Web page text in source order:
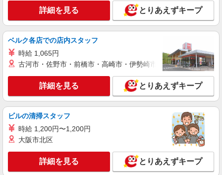
キープ 詳細を見る
アルバイト パート
すき家 2国福山南本庄店
すき家の店舗スタッフ（接客・調理・清掃な
時給1,120円 ※22:00〜翌5:00：時給1,400円 ※
高校生時給1,085円 ※早朝手当（5:00〜9:00）時給
＋150円
広島県福山市南本庄2-7-4
キープ 詳細を見る
アルバイト パート
すき家 福山蔵王店
すき家の店舗スタッフ（接客・調理・清掃な
詳細を見る とりあえずキープ
ベルク各店での店内スタッフ
時給 1,065円
古河市・佐野市・前橋市・高崎市・伊勢崎市・太田市・館林市
詳細を見る とりあえずキープ
ビルの清掃スタッフ
時給 1,200円〜1,200円
大阪市北区
詳細を見る とりあえずキープ